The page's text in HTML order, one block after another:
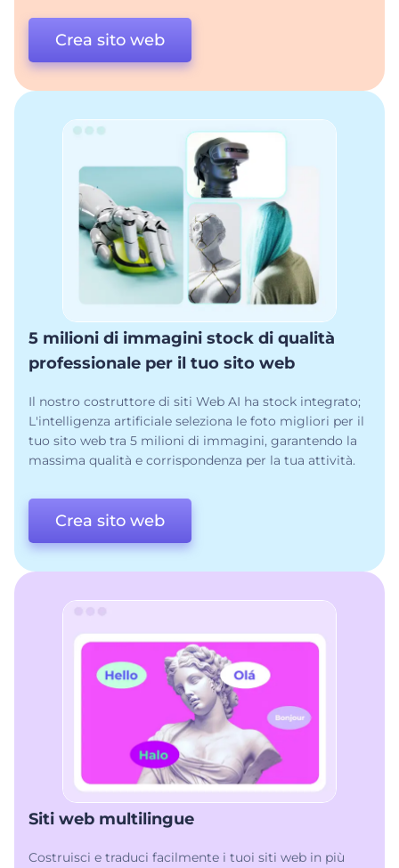
Crea sito web
5 milioni di immagini stock di qualità
professionale per il tuo sito web
Il nostro costruttore di siti Web AI ha stock integrato;
L'intelligenza artificiale seleziona le foto migliori per il
tuo sito web tra 5 milioni di immagini, garantendo la
massima qualità e corrispondenza per la tua attività.
Crea sito web
Siti web multilingue
Costruisci e traduci facilmente i tuoi siti web in più